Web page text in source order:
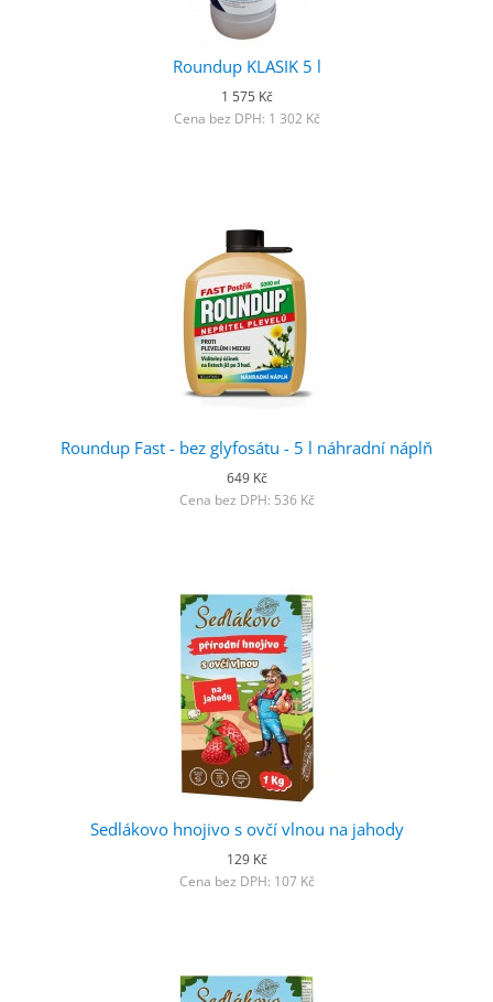
Roundup KLASIK 5 l
1 575 Kč
Cena bez DPH: 1 302 Kč
Roundup Fast - bez glyfosátu - 5 l náhradní náplň
649 Kč
Cena bez DPH: 536 Kč
Sedlákovo hnojivo s ovčí vlnou na jahody
129 Kč
Cena bez DPH: 107 Kč